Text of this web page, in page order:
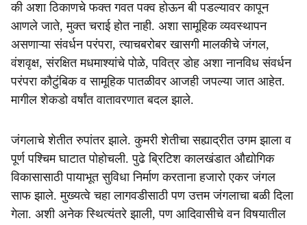
की अशा ठिकाणचे फक्त गवत पक्व होऊन बी पडल्यावर कापून
आणले जाते, मुक्त चराई होत नाही. अशा सामूहिक व्यवस्थापन
असणाऱ्या संवर्धन परंपरा, त्याचबरोबर खासगी मालकीचे जंगल,
वंशवृक्ष, संरक्षित मधमाश्यांचे पोळे, पवित्र डोह अशा नानविध संवर्धन
परंपरा कौटुंबिक व सामूहिक पातळीवर आजही जपल्या जात आहेत.
मागील शेकडो वर्षांत वातावरणात बदल झाले.
जंगलाचे शेतीत रुपांतर झाले. कुमरी शेतीचा सह्याद्रीत उगम झाला व
पूर्ण पश्चिम घाटात पोहोचली. पुढे ब्रिटिश कालखंडात औद्योगिक
विकासासाठी पायाभूत सुविधा निर्माण करताना हजारो एकर जंगल
साफ झाले. मुख्यत्वे चहा लागवडीसाठी पण उत्तम जंगलाचा बळी दिला
गेला. अशी अनेक स्थित्यंतरे झाली, पण आदिवासीचे वन विषयातील